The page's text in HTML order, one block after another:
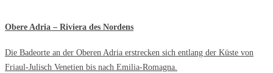
Obere Adria – Riviera des Nordens
Die Badeorte an der Oberen Adria erstrecken sich entlang der Küste von
Friaul-Julisch Venetien bis nach Emilia-Romagna.